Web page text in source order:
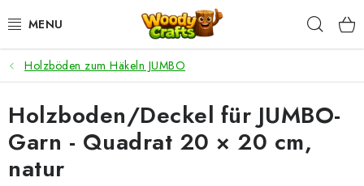
Inhalt
HÄKELN
FLECHTEN
BASTELSETS
Holzböden zum Häkeln JUMBO
Holzboden/Deckel für JUMBO-
Garn - Quadrat 20 × 20 cm,
natur